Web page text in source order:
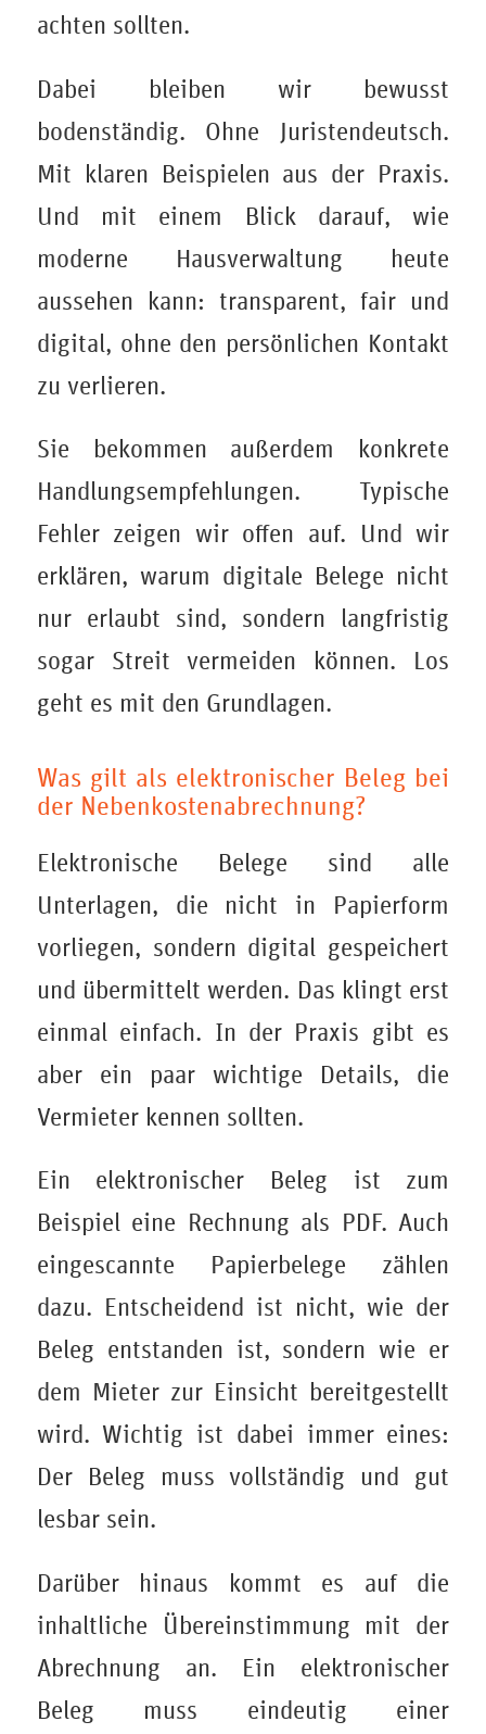
achten sollten.
Dabei bleiben wir bewusst
bodenständig. Ohne Juristendeutsch.
Mit klaren Beispielen aus der Praxis.
Und mit einem Blick darauf, wie
moderne Hausverwaltung heute
aussehen kann: transparent, fair und
digital, ohne den persönlichen Kontakt
zu verlieren.
Sie bekommen außerdem konkrete
Handlungsempfehlungen. Typische
Fehler zeigen wir offen auf. Und wir
erklären, warum digitale Belege nicht
nur erlaubt sind, sondern langfristig
sogar Streit vermeiden können. Los
geht es mit den Grundlagen.
Was gilt als elektronischer Beleg bei
der Nebenkostenabrechnung?
Elektronische Belege sind alle
Unterlagen, die nicht in Papierform
vorliegen, sondern digital gespeichert
und übermittelt werden. Das klingt erst
einmal einfach. In der Praxis gibt es
aber ein paar wichtige Details, die
Vermieter kennen sollten.
Ein elektronischer Beleg ist zum
Beispiel eine Rechnung als PDF. Auch
eingescannte Papierbelege zählen
dazu. Entscheidend ist nicht, wie der
Beleg entstanden ist, sondern wie er
dem Mieter zur Einsicht bereitgestellt
wird. Wichtig ist dabei immer eines:
Der Beleg muss vollständig und gut
lesbar sein.
Darüber hinaus kommt es auf die
inhaltliche Übereinstimmung mit der
Abrechnung an. Ein elektronischer
Beleg muss eindeutig einer